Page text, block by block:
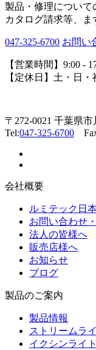
製品・修理について
カタログ請求等、ま
047-325-6700 お問い
【営業時間】9:00 -
【定休日】土・日
〒272-0021 千葉県
Tel:047-325-6700
会社概要
ルミテック日
お問い合わせ
法人の皆様へ
販売店様へ
お知らせ
ブログ
製品のご案内
製品情報
ストリームラ
イクシンライ